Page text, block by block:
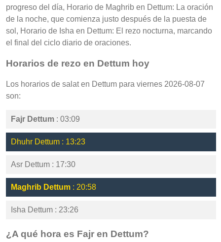
progreso del día, Horario de Maghrib en Dettum: La oración
de la noche, que comienza justo después de la puesta de
sol, Horario de Isha en Dettum: El rezo nocturna, marcando
el final del ciclo diario de oraciones.
Horarios de rezo en Dettum hoy
Los horarios de salat en Dettum para viernes 2026-08-07
son:
Fajr Dettum : 03:09
Dhuhr Dettum : 13:23
Asr Dettum : 17:30
Maghrib Dettum : 20:58
Isha Dettum : 23:26
¿A qué hora es Fajr en Dettum?